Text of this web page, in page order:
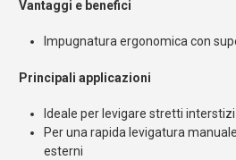
Vantaggi e benefici
Impugnatura ergonomica con
Principali applicazioni
Ideale per levigare stretti
Per una rapida levigatura
esterni